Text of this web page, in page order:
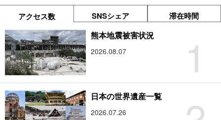
アクセス数 SNSシェア 滞在時間
1
熊本地震被害状況
2026.08.07
日本の世界遺産一覧
2026.07.26